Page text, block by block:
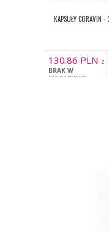
KAPSUŁY CORAVIN -
130.86 PLN z
VAT
BRAK W
MAGAZYNIE